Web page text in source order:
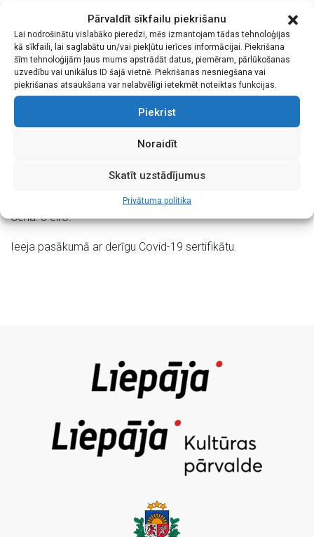
Pārvaldīt sīkfailu piekrišanu
Lai nodrošinātu vislabāko pieredzi, mēs izmantojam tādas tehnoloģijas
kā sīkfaili, lai saglabātu un/vai piekļūtu ierīces informācijai. Piekrišana
šīm tehnoloģijām ļaus mums apstrādāt datus, piemēram, pārlūkošanas
uzvedību vai unikālus ID šajā vietnē. Piekrišanas nesniegšana vai
piekrišanas atsaukšana var nelabvēlīgi ietekmēt noteiktas funkcijas.
Piekrist
Noraidīt
Skatīt uzstādījumus
Privātuma politika
novērtēt aktieru sniegumu pēc vairāk nekā pusotra gada
publiskās uzstāšanās pārtraukuma.
Uzveduma režisore: Ināra Kalnarāja
Lomās: Liepājas Tautas teātra aktieri
Vieta: Liepājas latviešu biedrības nama Lielā zāle
Biļetes: SIA “Biļešu paradīze” tirdzniecības vietās un
interneta vietnē www.bilesuparadize.lv.
Cena: 3 eiro.
Ieeja pasākumā ar derīgu Covid-19 sertifikātu.